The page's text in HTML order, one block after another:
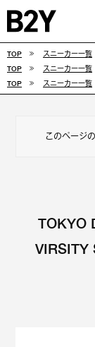
COLUMN
FEATURE
new balance
TOP スニーカー一覧
TOP
スニーカー一覧
TOP
スニーカー一覧
このページ
TOKYO
VIRSITY